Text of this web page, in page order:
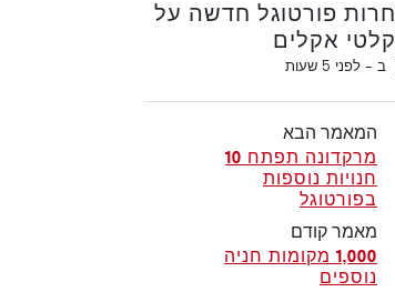
פורטוגל חדשה על
אקלים
ב - לפני 5 שעות
המאמר הבא
מרקדונה תפתח 10
חנויות נוספות
בפורטוגל
מאמר קודם
1,000 מקומות חניה
נוספים